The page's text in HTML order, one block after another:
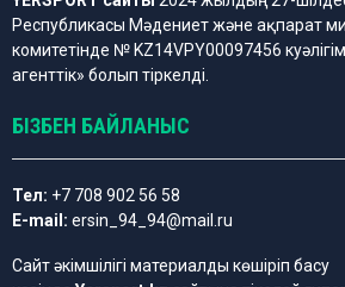
Республикасы Мәдениет және ақпарат
комитетінде № KZ14VPY00097456
агенттік» болып тіркелді.
БІЗБЕН БАЙЛАНЫС
Тел: +7 708 902 56 58
E-mail: ersin_94_94@mail.ru
Сайт әкімшілігі материалды көшіріп басу